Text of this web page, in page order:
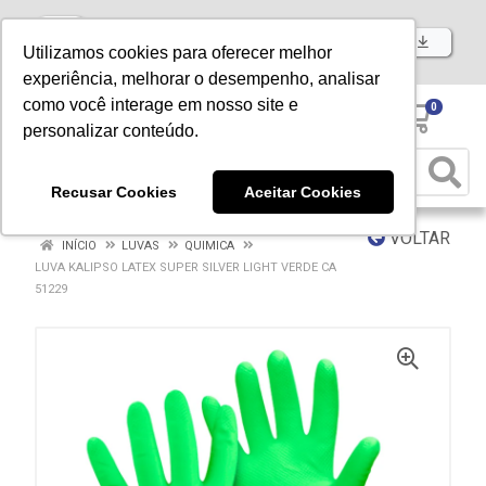
Utilizamos cookies para oferecer melhor
experiência, melhorar o desempenho, analisar
como você interage em nosso site e
personalizar conteúdo.
Recusar Cookies Aceitar Cookies
Baixe já nosso APP
0
VOLTAR
INÍCIO LUVAS
QUIMICA
LUVA KALIPSO LATEX SUPER SILVER LIGHT VERDE CA
51229